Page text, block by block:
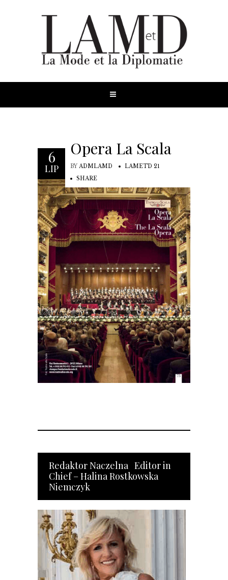
6
LIP
Opera La Scala
BY ADMLAMD
LAMETD 21
SHARE
Redaktor Naczelna Editor in
Chief – Halina Rostkowska
Niemczyk